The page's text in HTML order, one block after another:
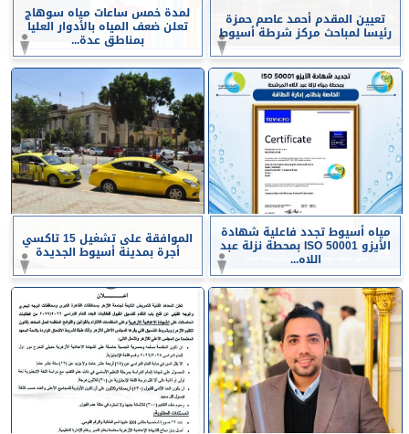
تعيين المقدم أحمد عاصم حمزة
رئيسا لمباحث مركز شرطة أسيوط
لمدة خمس ساعات مياه سوهاج
تعلن ضعف المياه بالأدوار العليا
بمناطق عدة...
مياه أسيوط تجدد فاعلية شهادة
الأيزو ISO 50001 بمحطة نزلة عبد
اللاه...
الموافقة على تشغيل 15 تاكسي
أجرة بمدينة أسيوط الجديدة